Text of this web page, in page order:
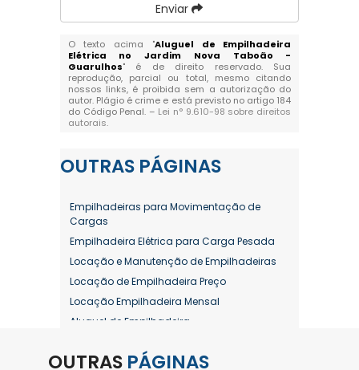
Enviar
O texto acima "Aluguel de Empilhadeira
Elétrica no Jardim Nova Taboão -
Guarulhos" é de direito reservado. Sua
reprodução, parcial ou total, mesmo citando
nossos links, é proibida sem a autorização do
autor. Plágio é crime e está previsto no artigo 184
do Código Penal. – Lei n° 9.610-98 sobre direitos
autorais.
OUTRAS PÁGINAS
Empilhadeiras para Movimentação de
Cargas
Empilhadeira Elétrica para Carga Pesada
Locação e Manutenção de Empilhadeiras
Locação de Empilhadeira Preço
Locação Empilhadeira Mensal
Aluguel de Empilhadeira
Aluguel de Empilhadeira Diária Valor
OUTRAS PÁGINAS